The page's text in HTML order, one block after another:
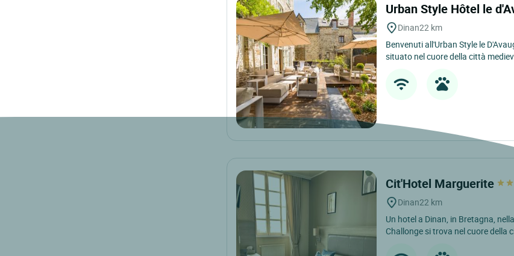
Urban Style Hôtel le
Dinan22 km
Benvenuti all'Urban Style le
situato nel cuore della città
Cit'Hotel Marguerite
Dinan22 km
Un hotel a Dinan, in Bretagna,
Challonge si trova nel cuore della